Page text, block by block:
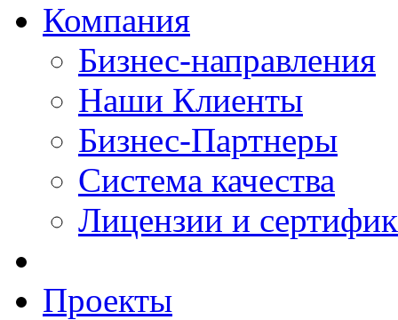
Компания
Бизнес-направления
Наши Клиенты
Бизнес-Партнеры
Система качества
Лицензии и
Проекты